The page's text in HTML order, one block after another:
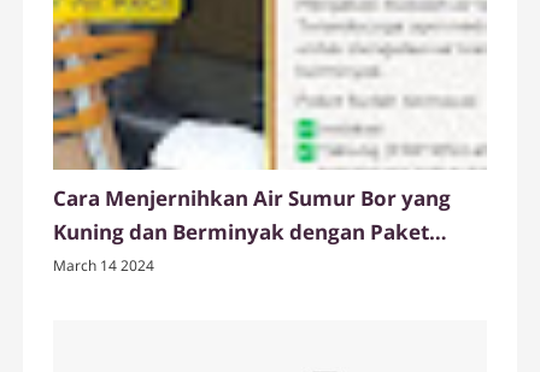
Cara Menjernihkan Air Sumur Bor yang
Kuning dan Berminyak dengan Paket
Tabung Filter Air FRP dari Ady Water
March 14 2024